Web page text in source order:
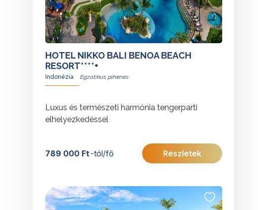
HOTEL NIKKO BALI BENOA BEACH
RESORT****+
Indonézia
Luxus és természeti harmónia tengerparti
elhelyezkedéssel
789 000 Ft-tól/fő Részletek